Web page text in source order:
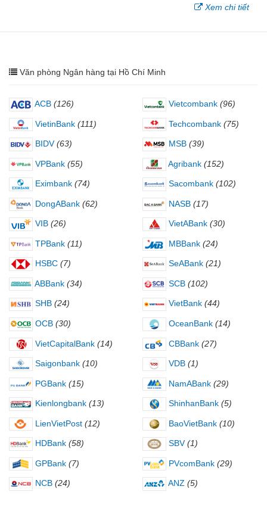
Xem chi tiết
Văn phòng Ngân hàng tại Hồ Chí Minh
ACB (126) Vietcombank (96)
VietinBank (111) Techcombank (75)
BIDV (63) MSB (39)
VPBank (55) Agribank (152)
Eximbank (74) Sacombank (102)
DongABank (62) NASB (17)
VIB (26) VietABank (30)
TPBank (11) MBBank (24)
HSBC (7) SeABank (21)
ABBank (34) SCB (102)
SHB (24) VietBank (44)
OCB (30) OceanBank (14)
VietCapitalBank (14) CBBank (27)
Saigonbank (10) VDB (1)
PGBank (15) NamABank (29)
Kienlongbank (13) ShinhanBank (5)
LienVietPost (12) BaoVietBank (10)
HDBank (58) SBV (1)
GPBank (7) PVcomBank (29)
NCB (24) ANZ (5)